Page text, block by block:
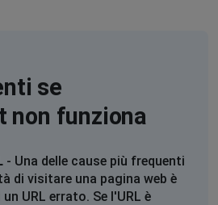
ne deliveroo
rider ne deliveroo
se
non funziona
- Una delle cause più frequenti
di visitare una pagina web è
URL errato. Se l'URL è